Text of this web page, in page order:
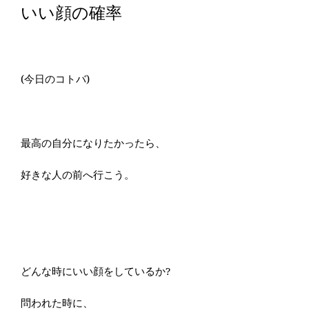
日:
いい顔の確率
(今日のコトバ)
最高の自分になりたかったら、
好きな人の前へ行こう。
どんな時にいい顔をしているか?
問われた時に、